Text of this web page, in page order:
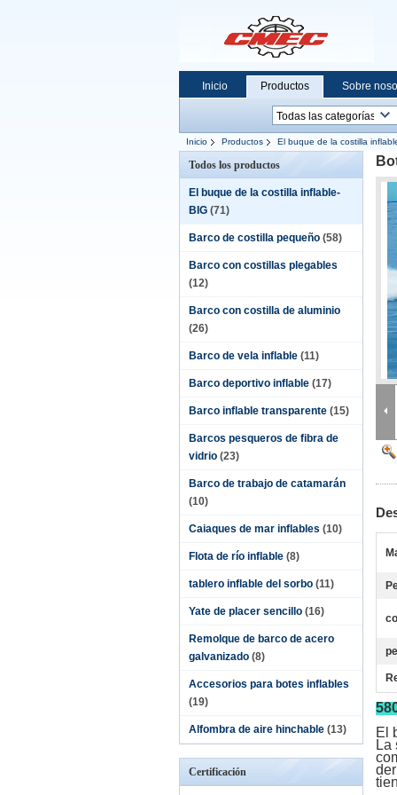
Inicio Productos Sobre
Inicio Productos El buque de la costilla
Todos los productos
El buque de la costilla inflable-
BIG (71)
Barco de costilla pequeño (58)
Barco con costillas plegables
(12)
Barco con costilla de aluminio
(26)
Barco de vela inflable (11)
Barco deportivo inflable (17)
Barco inflable transparente (15)
Barcos pesqueros de fibra de
vidrio (23)
Barco de trabajo de catamarán
(10)
Caiaques de mar inflables (10)
Flota de río inflable (8)
tablero inflable del sorbo (11)
Yate de placer sencillo (16)
Remolque de barco de acero
galvanizado (8)
Accesorios para botes inflables
(19)
Alfombra de aire hinchable (13)
Certificación
El
La